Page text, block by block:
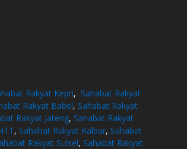
Rakyat Kepri, Sahabat Rakyat
Rakyat Babel, Sahabat Rakyat
Rakyat Jateng, Sahabat Rakyat
, Sahabat Rakyat Kalbar, Sahabat
Rakyat Sulsel, Sahabat Rakyat